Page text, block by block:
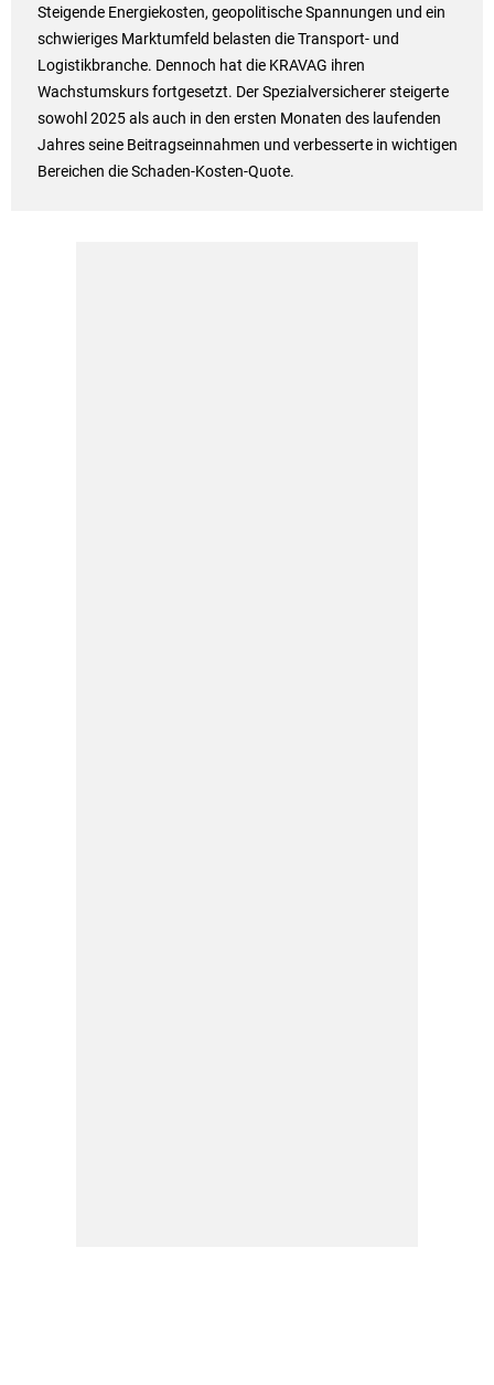
Steigende Energiekosten, geopolitische Spannungen und ein
schwieriges Marktumfeld belasten die Transport- und
Logistikbranche. Dennoch hat die KRAVAG ihren
Wachstumskurs fortgesetzt. Der Spezialversicherer steigerte
sowohl 2025 als auch in den ersten Monaten des laufenden
Jahres seine Beitragseinnahmen und verbesserte in wichtigen
Bereichen die Schaden-Kosten-Quote.